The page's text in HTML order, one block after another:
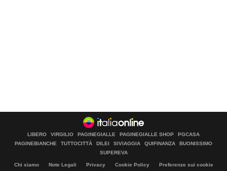
LIBERO VIRGILIO PAGINEGIALLE PAGINEGIALLE SHOP
PGCASA
PAGINEBIANCHE
TUTTOCITTÀ DILEI SIVIAGGIA QUIFINANZA
BUONISSIMO
SUPEREVA
Chi siamo Note Legali Privacy Cookie Policy
Preferenze sui cookie